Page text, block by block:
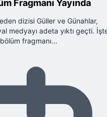
Fragmanı Yayında
dizisi Güller ve Günahlar,
medyayı adeta yıktı geçti.
fragmanı...